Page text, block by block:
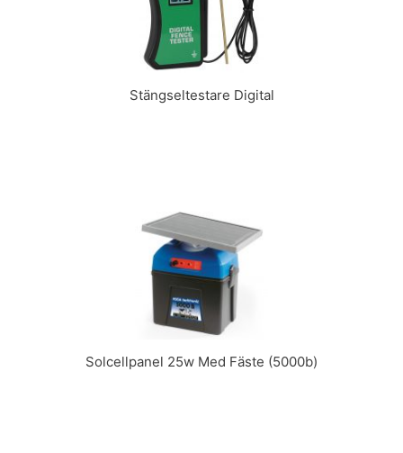
Stängseltestare Digital
Solcellpanel 25w Med Fäste (5000b)